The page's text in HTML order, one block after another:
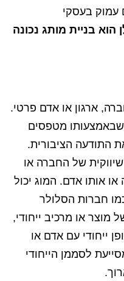
עמוק בעסקי
הוא בניית מותג נכונה
ארגון או אדם פרטי.
שבאמצעותו מטפסים
התודעה הציבורית.
של החברה או
אותו אדם. המוג יכול
חברות הסלולר
מוצר או מרכיב ייחודי,
ייחודי עם אדם או
לסממן הייחודי